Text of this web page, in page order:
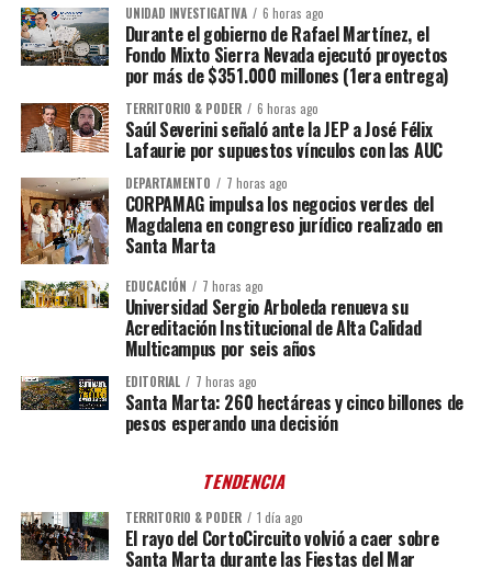
UNIDAD INVESTIGATIVA 6 horas ago
Durante el gobierno de Rafael Martínez, el
Fondo Mixto Sierra Nevada ejecutó proyectos
por más de $351.000 millones (1era entrega)
TERRITORIO & PODER 6 horas ago
Saúl Severini señaló ante la JEP a José Félix
Lafaurie por supuestos vínculos con las AUC
DEPARTAMENTO 7 horas ago
CORPAMAG impulsa los negocios verdes del
Magdalena en congreso jurídico realizado en
Santa Marta
EDUCACIÓN 7 horas ago
Universidad Sergio Arboleda renueva su
Acreditación Institucional de Alta Calidad
Multicampus por seis años
EDITORIAL 7 horas ago
Santa Marta: 260 hectáreas y cinco billones de
pesos esperando una decisión
TENDENCIA
TERRITORIO & PODER 1 día ago
El rayo del CortoCircuito volvió a caer sobre
Santa Marta durante las Fiestas del Mar